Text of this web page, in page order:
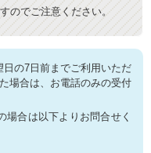
のでご注意ください。
の7日前までご利用いただ
場合は、お電話のみの受付
合は以下よりお問合せく